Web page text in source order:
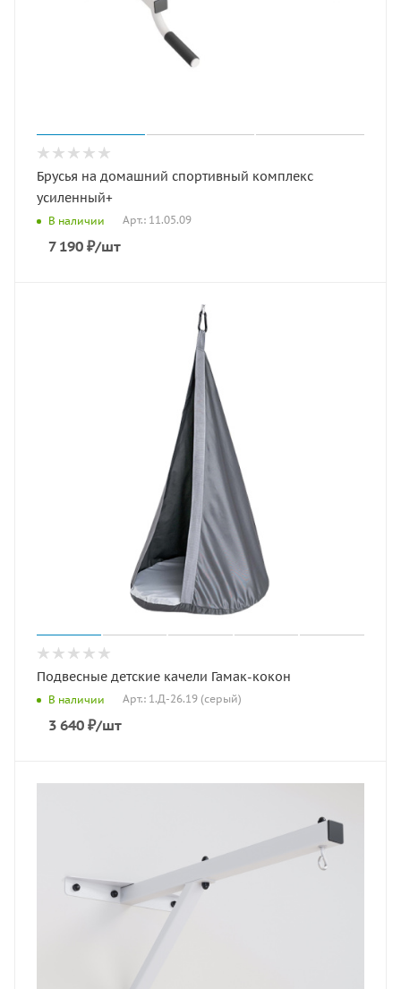
Брусья на домашний спортивный комплекс
усиленный+
В наличии Арт.: 11.05.09
7 190 ₽/шт
Подвесные детские качели Гамак-кокон
В наличии Арт.: 1.Д-26.19 (серый)
3 640 ₽/шт